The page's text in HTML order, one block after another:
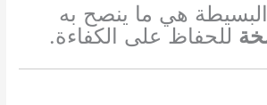
البسيطة هي ما ينصح به
للحفاظ على الكفاءة.